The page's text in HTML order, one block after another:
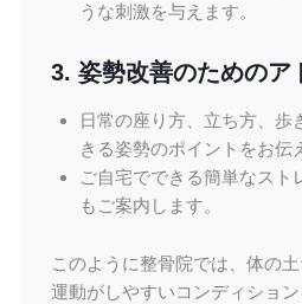
うな刺激を与えます。
3. 姿勢改善のためのア
日常の座り方、立ち方、歩
きる姿勢のポイントをお伝
ご自宅でできる簡単なスト
もご案内します。
このように整骨院では、体の土
運動がしやすいコンディション